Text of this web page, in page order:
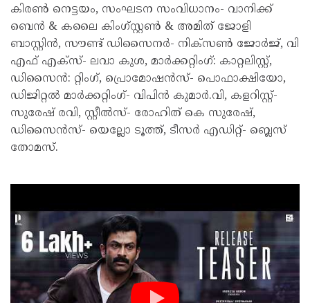
കിരൺ നെട്ടയം, സംഘടന സംവിധാനം- വാനിക്ക്
ബെൻ & കലൈ കിംഗ്സ്റ്റൺ & അമിത് ജോളി
ബാസ്റ്റിൻ, സൗണ്ട് ഡിസൈനർ- നിക്സൺ ജോർജ്, വി
എഫ് എക്സ്- ലവാ കുശ, മാർക്കറ്റിംഗ്: കാറ്റലിസ്റ്റ്,
ഡിസൈൻ: റ്റിംഗ്‌, പ്രൊമോഷൻസ്- പൊഫാക്ഷിയോ,
ഡിജിറ്റൽ മാർക്കറ്റിംഗ്- വിപിൻ കുമാർ.വി, കളറിസ്റ്റ്-
സുരേഷ് രവി, സ്റ്റീൽസ്- രോഹിത് കെ സുരേഷ്,
ഡിസൈൻസ്- യെല്ലോ ടൂത്ത്, ടീസർ എഡിറ്റ്- ബ്ലെസ്
തോമസ്.